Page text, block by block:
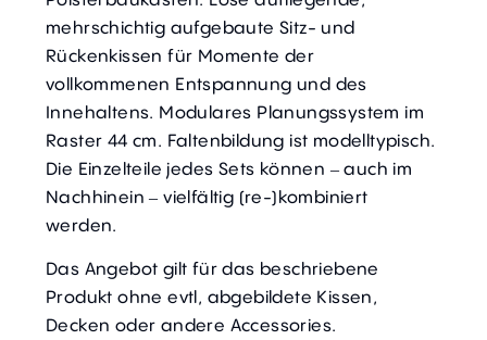
mehrschichtig aufgebaute Sitz- und
Rückenkissen für Momente der
vollkommenen Entspannung und des
Innehaltens. Modulares Planungssystem im
Raster 44 cm. Faltenbildung ist modelltypisch.
Die Einzelteile jedes Sets können – auch im
Nachhinein – vielfältig (re-)kombiniert
werden.
Das Angebot gilt für das beschriebene
Produkt ohne evtl, abgebildete Kissen,
Decken oder andere Accessories.